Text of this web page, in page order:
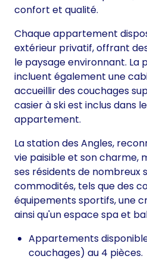
confort et qualité.
Chaque appartement
extérieur privatif, offrant
le paysage environnant. La
incluent également une
accueillir des couchages
casier à ski est inclus dans
appartement.
La station des Angles,
vie paisible et son charme,
ses résidents de nombreux
commodités, tels que des
équipements sportifs, une
ainsi qu'un espace spa et
Appartements
couchages) au 4 pièces.